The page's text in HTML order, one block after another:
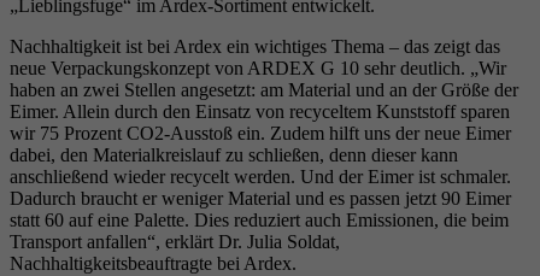
„Lieblingsfuge“ im Ardex-Sortiment entwickelt.
Nachhaltigkeit ist bei Ardex ein wichtiges Thema – das zeigt das
neue Verpackungskonzept von ARDEX G 10 sehr deutlich. „Wir
haben an zwei Stellen angesetzt: am Material und an der Größe der
Eimer. Allein durch den Einsatz von recyceltem Kunststoff sparen
wir 75 Prozent CO2-Ausstoß ein. Zudem hilft uns der neue Eimer
dabei, den Materialkreislauf zu schließen, denn dieser kann
anschließend wieder recycelt werden. Und der Eimer ist schmaler.
Dadurch braucht er weniger Material und es passen jetzt 90 Eimer
statt 60 auf eine Palette. Dies reduziert auch Emissionen, die beim
Transport anfallen“, erklärt Dr. Julia Soldat,
Nachhaltigkeitsbeauftragte bei Ardex.